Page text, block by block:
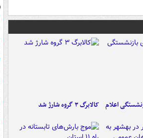
اعلام کالابرگ ۳ گروه شارژ شد